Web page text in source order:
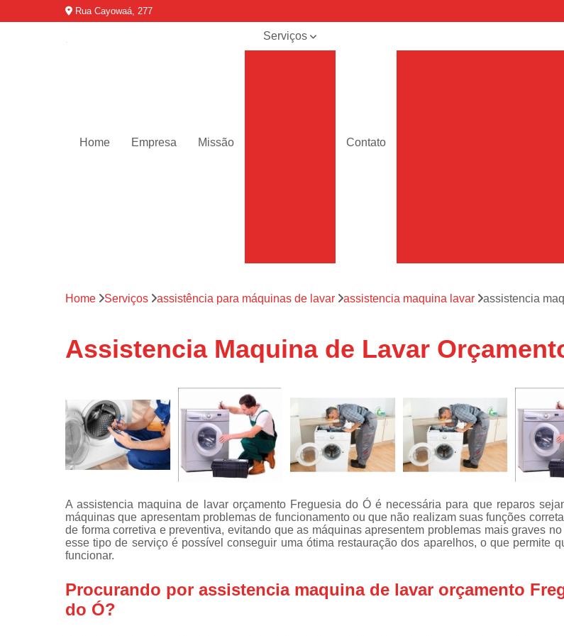
Rua Cayowaá, 277
Home Empresa Missão
Serviços
refrigeradores
técnica de
técnicas de
fogão
Assistências
técnicas de
microondas
Conserto de
máquinas de
lavar
adega
Consertos de
geladeiras
expositoras
fogões
Contato
Assistencia Tecnica para
Assistencia Tecnica de
Assistencia Tecnica
Assistencia Tecnica
Geladeira Electrolux
Home Serviços assistência para máquinas de lavar assistencia maquina lavar assistencia
Assistencia Maquina de Lavar
A assistencia maquina de lavar orçamento Freguesia do Ó é necessária para que reparos
máquinas que apresentam problemas de funcionamento ou que não realizam suas funções
de forma corretiva e preventiva, evitando que as máquinas apresentem problemas mais graves
esse tipo de serviço é possível conseguir uma ótima restauração dos aparelhos, o que permite
funcionar.
Procurando por assistencia maquina de lavar orçamento
do Ó?